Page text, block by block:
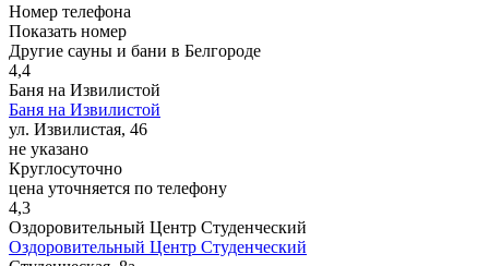
Номер телефона
Показать номер
Другие сауны и бани в Белгороде
4,4
Баня на Извилистой
Баня на Извилистой
ул. Извилистая, 46
не указано
Круглосуточно
цена уточняется по телефону
4,3
Оздоровительный Центр Студенческий
Оздоровительный Центр Студенческий